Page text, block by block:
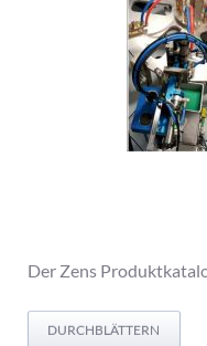
Der Zens
DURCHBLÄTTERN